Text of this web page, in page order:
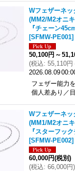
Wフェザーネッ
(MM2/M2オニ
『チェーン
[SFMW-PE001]
50,100円 ～
(税込: 55,110円
2026.08.09
フェザー能力
個人差あり／
Wフェザーネッ
(MM1/M2オニ
『スターフッ
[SFMW-PE002]
60,000円(税別)
(税込: 66,000円)